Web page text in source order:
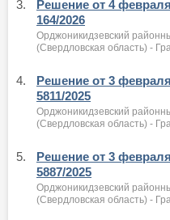
3.
Решение от 4
164/2026
Орджоникидзевский
(Свердловская область) -
4.
Решение от 3
5811/2025
Орджоникидзевский
(Свердловская область) -
5.
Решение от 3
5887/2025
Орджоникидзевский
(Свердловская область) -